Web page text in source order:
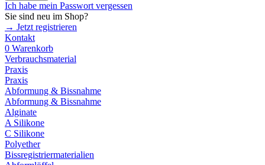
Ich habe mein Passwort vergessen
Sie sind neu im Shop?
→ Jetzt registrieren
Kontakt
0 Warenkorb
Verbrauchsmaterial
Praxis
Praxis
Abformung & Bissnahme
Abformung & Bissnahme
Alginate
A Silikone
C Silikone
Polyether
Bissregistriermaterialien